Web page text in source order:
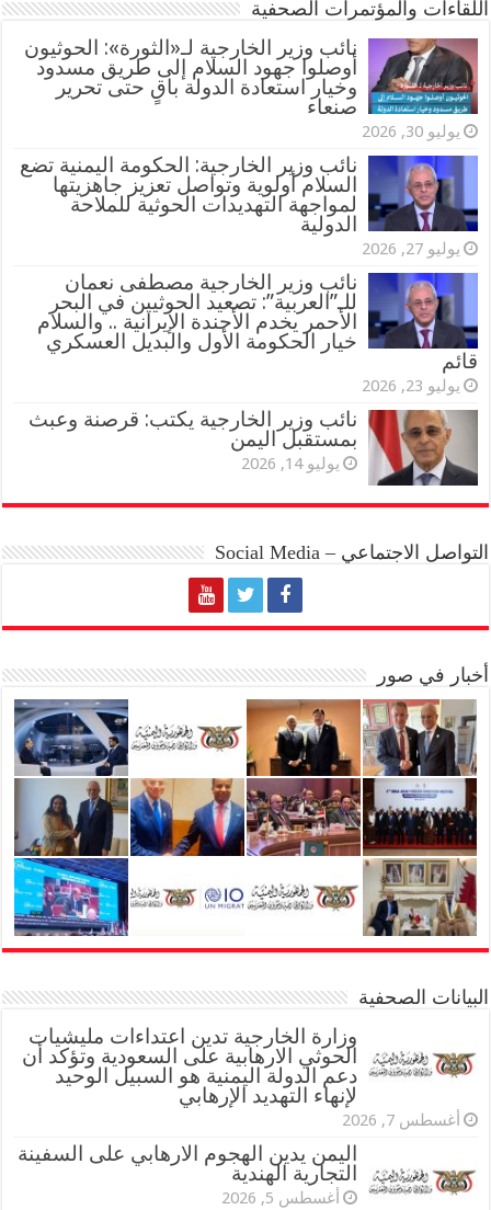
اللقاءات والمؤتمرات الصحفية
‏نائب وزير الخارجية لـ«الثورة»: الحوثيون
أوصلوا جهود السلام إلى طريق مسدود
وخيار استعادة الدولة باقٍ حتى تحرير
صنعاء
يوليو 30, 2026
نائب وزير الخارجية: الحكومة اليمنية تضع
السلام أولوية وتواصل تعزيز جاهزيتها
لمواجهة التهديدات الحوثية للملاحة
الدولية
يوليو 27, 2026
نائب وزير الخارجية مصطفى نعمان
للـ”العربية”: تصعيد الحوثيين في البحر
الأحمر يخدم الأجندة الإيرانية .. والسلام
خيار الحكومة الأول والبديل العسكري
قائم
يوليو 23, 2026
نائب وزير الخارجية يكتب: قرصنة وعبث
بمستقبل اليمن
يوليو 14, 2026
التواصل الاجتماعي – Social Media
أخبار في صور
البيانات الصحفية
وزارة الخارجية تدين اعتداءات مليشيات
الحوثي الارهابية على السعودية وتؤكد أن
دعم الدولة اليمنية هو السبيل الوحيد
لإنهاء التهديد الإرهابي
أغسطس 7, 2026
اليمن يدين الهجوم الارهابي على السفينة
التجارية الهندية
أغسطس 5, 2026